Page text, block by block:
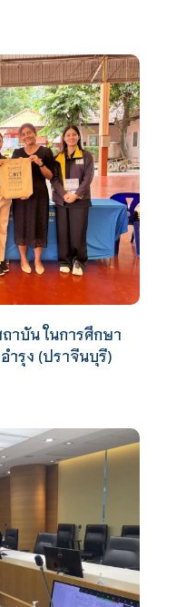
าบัน ในการศึกษา
ำรุง (ปราจีนบุรี)